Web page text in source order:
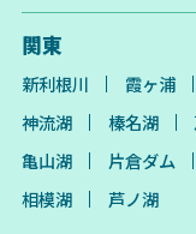
関東
新利根川 霞ヶ浦
神流湖
榛名湖
亀山湖
片倉ダム
相模湖
芦ノ湖